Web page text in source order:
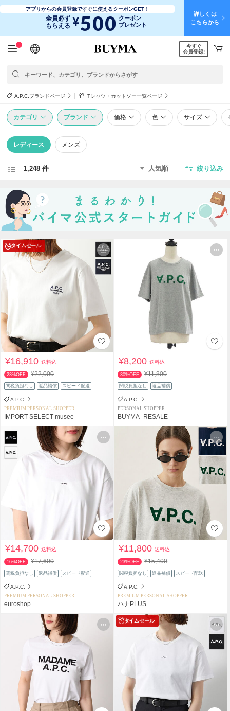
アプリからの会員登録ですぐに使えるクーポンGET！
全員必ず
もらえる ¥500 クーポン
プレゼント
詳しくは
こちらから
日本語
English
简体中文
繁體中文
今すぐ
会員登録!
A.P.C.ブランドページ Tシャツ・カットソー一覧ページ
カテゴリ ブランド 価格 色 サイズ
レディース メンズ
1,248 件 人気順 絞り込み
タイムセール
¥16,910送料込
23%OFF ¥22,000
関税負担なし 返品補償 スピード配送
A.P.C.
PREMIUM PERSONAL SHOPPER
IMPORT SELECT musee
¥8,200送料込
30%OFF ¥11,800
関税負担なし 返品補償
A.P.C.
PERSONAL SHOPPER
BUYMA_RESALE
¥14,700送料込
16%OFF ¥17,600
関税負担なし 返品補償 スピード配送
A.P.C.
PREMIUM PERSONAL SHOPPER
euroshop
¥11,800送料込
23%OFF ¥15,400
関税負担なし 返品補償 スピード配送
A.P.C.
PREMIUM PERSONAL SHOPPER
ハナPLUS
タイムセール